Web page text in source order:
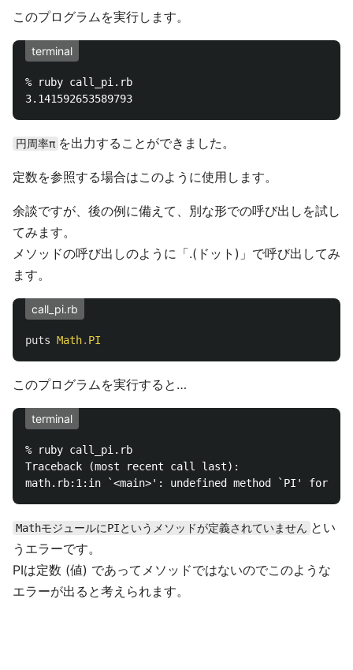
このプログラムを実行します。
terminal
% ruby call_pi.rb
円周率π を出力することができました。
定数を参照する場合はこのように使用します。
余談ですが、後の例に備えて、別な形での呼び出しを試し
てみます。
メソッドの呼び出しのように「.(ドット)」で呼び出してみ
ます。
call_pi.rb
puts Math. PI
このプログラムを実行すると…
terminal
% ruby call_pi.rb
Traceback (most recent call last):
MathモジュールにPIというメソッドが定義されていません とい
うエラーです。
PIは定数 (値) であってメソッドではないのでこのような
エラーが出ると考えられます。